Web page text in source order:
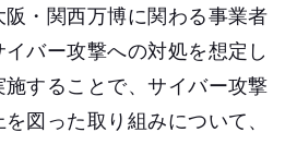
・関西万博に関わる事業者
バー攻撃への対処を想定し
することで、サイバー攻撃
図った取り組みについて、